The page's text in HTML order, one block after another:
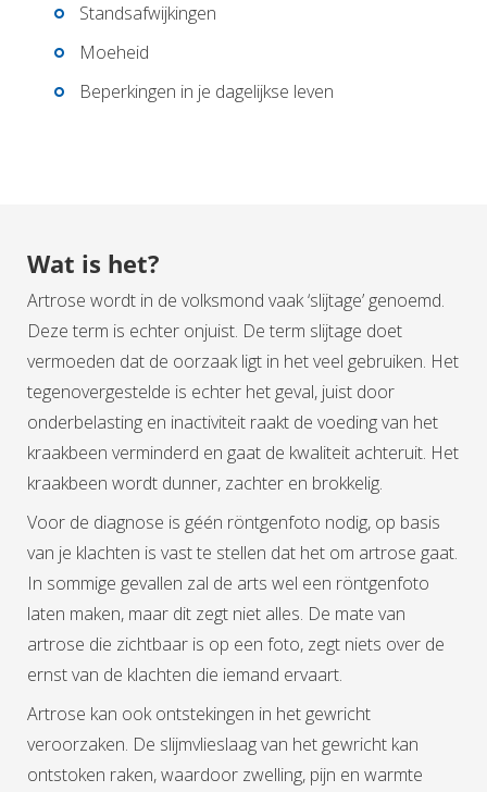
Standsafwijkingen
Moeheid
Beperkingen in je dagelijkse leven
Wat is het?
Artrose wordt in de volksmond vaak ‘slijtage’ genoemd.
Deze term is echter onjuist. De term slijtage doet
vermoeden dat de oorzaak ligt in het veel gebruiken. Het
tegenovergestelde is echter het geval, juist door
onderbelasting en inactiviteit raakt de voeding van het
kraakbeen verminderd en gaat de kwaliteit achteruit. Het
kraakbeen wordt dunner, zachter en brokkelig.
Voor de diagnose is géén röntgenfoto nodig, op basis
van je klachten is vast te stellen dat het om artrose gaat.
In sommige gevallen zal de arts wel een röntgenfoto
laten maken, maar dit zegt niet alles. De mate van
artrose die zichtbaar is op een foto, zegt niets over de
ernst van de klachten die iemand ervaart.
Artrose kan ook ontstekingen in het gewricht
veroorzaken. De slijmvlieslaag van het gewricht kan
ontstoken raken, waardoor zwelling, pijn en warmte